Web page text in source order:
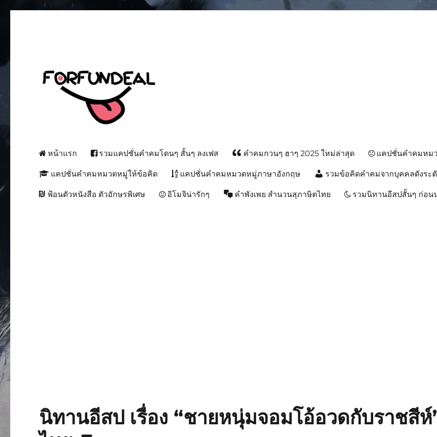
forfundeal | รวมแคปชั่นคำคม, คำพังเพยสำนวนสุภาษิต, กลอน,
หน้าแรก รวมแคปชั่นคำคมโดนๆ สั้นๆ ลงเฟส คำคมกวนๆ ฮาๆ 2025 ใหม่ล่าสุด แคปชั่นคำคมหม
แคปชั่นคำคมหมวดหมู่ให้ข้อคิด แคปชั่นคำคมหมวดหมู่ภาษาอังกฤษ รวมข้อคิดคำคมจากบุคคลดังระ
ฟ้อนตัวหนังสือ ตัวอักษรพิเศษ อิโมจิน่ารักๆ คำพังเพย สำนวนสุภาษิตไทย รวมนิทานอีสปสั้นๆ ก่อน
นิทานอีสป เรื่อง “ชายหนุ่มจอมโอ้อวดกับราชสีห์